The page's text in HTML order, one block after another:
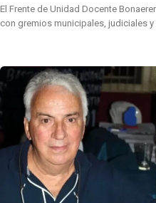
El Frente de Unidad Docente
con gremios municipales, judiciales